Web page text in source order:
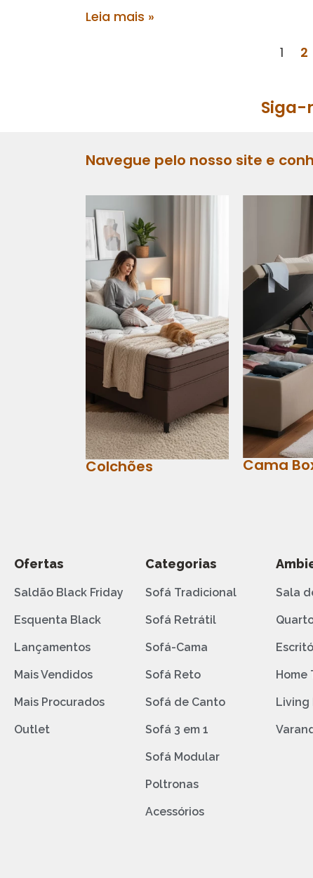
Leia mais »
1 2
Siga-
Navegue pelo nosso site e
Colchões Cama
Ofertas
Saldão Black Friday
Esquenta Black
Lançamentos
Mais Vendidos
Mais Procurados
Outlet
Categorias
Sofá Tradicional
Sofá Retrátil
Sofá-Cama
Sofá Reto
Sofá de Canto
Sofá 3 em 1
Sofá Modular
Poltronas
Acessórios
Sala
Home
Living